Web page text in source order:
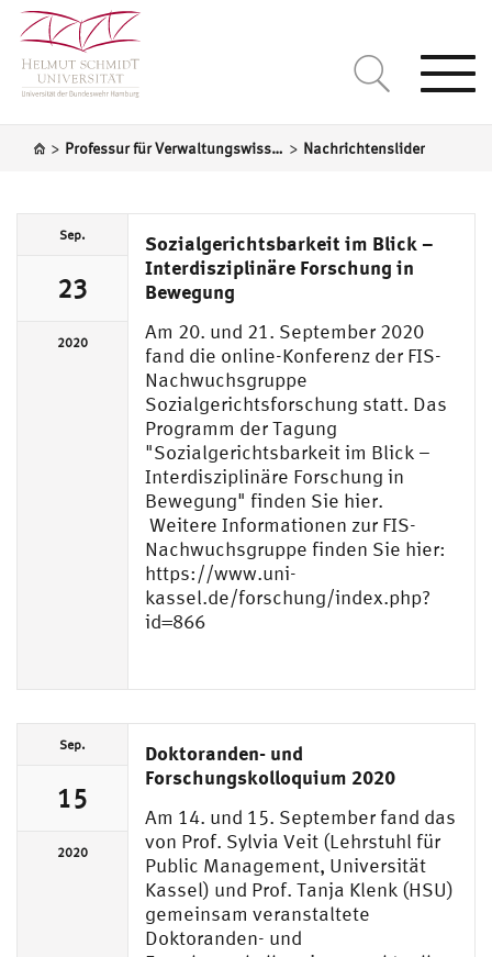
> Professur für Verwaltungswissenschaft > Nachrichtenslider
Sep.
23
2020
Sozialgerichtsbarkeit im Blick –
Interdisziplinäre Forschung in
Bewegung
Am 20. und 21. September 2020
fand die online-Konferenz der FIS-
Nachwuchsgruppe
Sozialgerichtsforschung statt. Das
Programm der Tagung
"Sozialgerichtsbarkeit im Blick –
Interdisziplinäre Forschung in
Bewegung" finden Sie hier.
Weitere Informationen zur FIS-
Nachwuchsgruppe finden Sie hier:
https://www.uni-
kassel.de/forschung/index.php?
id=866
Sep.
15
2020
Doktoranden- und
Forschungskolloquium 2020
Am 14. und 15. September fand das
von Prof. Sylvia Veit (Lehrstuhl für
Public Management, Universität
Kassel) und Prof. Tanja Klenk (HSU)
gemeinsam veranstaltete
Doktoranden- und